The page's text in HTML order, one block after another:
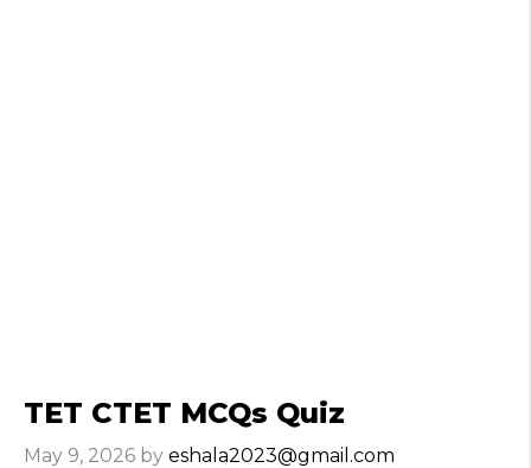
TET CTET MCQs Quiz
May 9, 2026 by eshala2023@gmail.com